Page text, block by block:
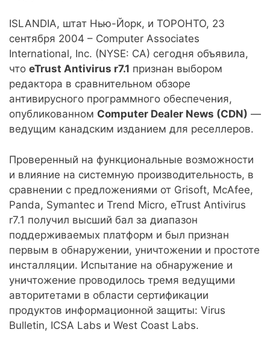
ISLANDIA, штат Нью-Йорк, и ТОРОНТО, 23
сентября 2004 – Computer Associates
International, Inc. (NYSE: CA) сегодня объявила,
что eTrust Antivirus r7.1 признан выбором
редактора в сравнительном обзоре
антивирусного программного обеспечения,
опубликованном Computer Dealer News (CDN) —
ведущим канадским изданием для реселлеров.
Проверенный на функциональные возможности
и влияние на системную производительность, в
сравнении с предложениями от Grisoft, McAfee,
Panda, Symantec и Trend Micro, eTrust Antivirus
r7.1 получил высший бал за диапазон
поддерживаемых платформ и был признан
первым в обнаружении, уничтожении и простоте
инсталляции. Испытание на обнаружение и
уничтожение проводилось тремя ведущими
авторитетами в области сертификации
продуктов информационной защиты: Virus
Bulletin, ICSA Labs и West Coast Labs.